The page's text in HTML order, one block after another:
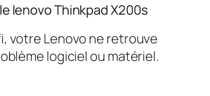
lenovo Thinkpad X200s
votre Lenovo ne retrouve
logiciel ou matériel.